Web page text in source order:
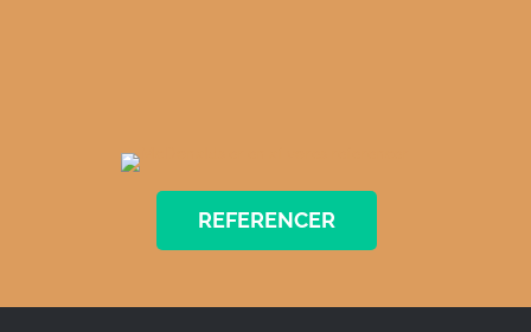
REFERENCER